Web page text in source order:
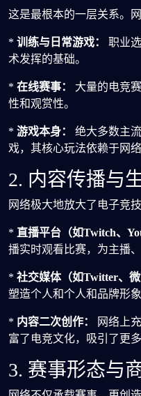
这是最根本的一层关系。
* 训练与日常游戏：
职业
术发挥的基础。
* 在线赛事：
大量的电竞
性和观赏性。
* 游戏本身：
绝大多数主
戏，其核心玩法依赖于网
2. 内容传播与
网络极大地放大了电子竞
* 直播平台（如Twitch、
播实时观看比赛，为主播
* 社交媒体（如Twitter、
塑造个人和个人和品牌形
* 内容二次创作：
网络上
富了电竞文化，吸引了更
3. 赛事形态与